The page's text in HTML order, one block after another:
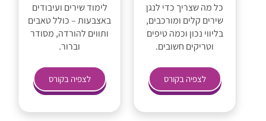
כל מה שצריך כדי לנגן
שירים קלים ומורכבים,
בליווי נכון וכמה טיפים
וטריקים חשובים.
לצפיה בקורס
לימוד שירים ועיבודים
באצבעות – כולל טאבים
ותווים להורדה, מסודר
וברור.
לצפיה בקורס